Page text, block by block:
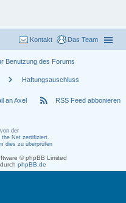
Das Team
Kontakt
Benutzung des Forums
chevron_right Haftungsauschluss
an Axel rss_feed RSS Feed abbonieren
der
the Net zertifiziert
dies zu überprüfen
© phpBB Limited
phpBB.de